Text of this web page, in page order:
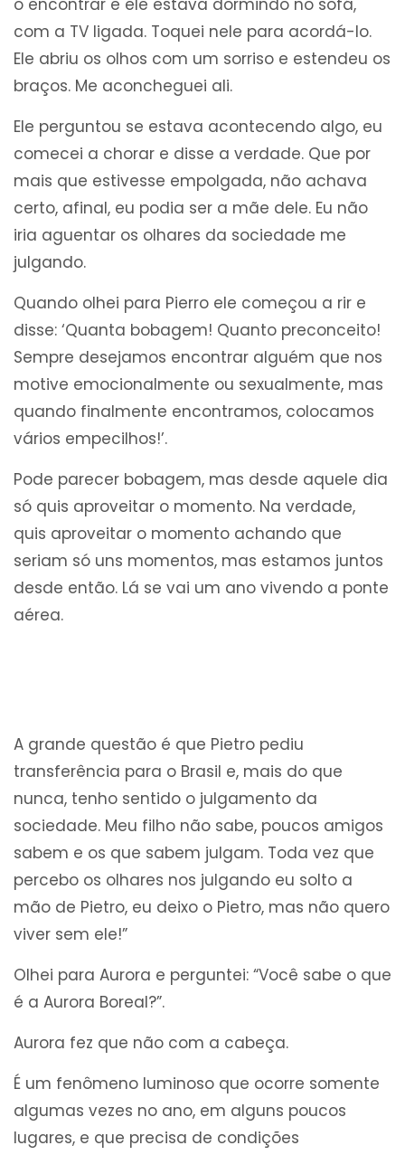
o encontrar e ele estava dormindo no sofá,
com a TV ligada. Toquei nele para acordá-lo.
Ele abriu os olhos com um sorriso e estendeu os
braços. Me aconcheguei ali.
Ele perguntou se estava acontecendo algo, eu
comecei a chorar e disse a verdade. Que por
mais que estivesse empolgada, não achava
certo, afinal, eu podia ser a mãe dele. Eu não
iria aguentar os olhares da sociedade me
julgando.
Quando olhei para Pierro ele começou a rir e
disse: ‘Quanta bobagem! Quanto preconceito!
Sempre desejamos encontrar alguém que nos
motive emocionalmente ou sexualmente, mas
quando finalmente encontramos, colocamos
vários empecilhos!’.
Pode parecer bobagem, mas desde aquele dia
só quis aproveitar o momento. Na verdade,
quis aproveitar o momento achando que
seriam só uns momentos, mas estamos juntos
desde então. Lá se vai um ano vivendo a ponte
aérea.
A grande questão é que Pietro pediu
transferência para o Brasil e, mais do que
nunca, tenho sentido o julgamento da
sociedade. Meu filho não sabe, poucos amigos
sabem e os que sabem julgam. Toda vez que
percebo os olhares nos julgando eu solto a
mão de Pietro, eu deixo o Pietro, mas não quero
viver sem ele!”
Olhei para Aurora e perguntei: “Você sabe o que
é a Aurora Boreal?”.
Aurora fez que não com a cabeça.
É um fenômeno luminoso que ocorre somente
algumas vezes no ano, em alguns poucos
lugares, e que precisa de condições